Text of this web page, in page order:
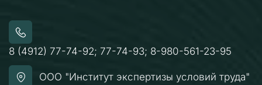
ООО "Институт экспертизы условий труда"
8 (4912) 77-74-92; 77-74-93; 8-980-561-23-95